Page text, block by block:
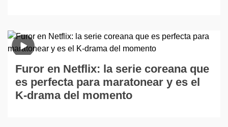
Furor en Netflix: la serie coreana que
es perfecta para maratonear y es el
K-drama del momento